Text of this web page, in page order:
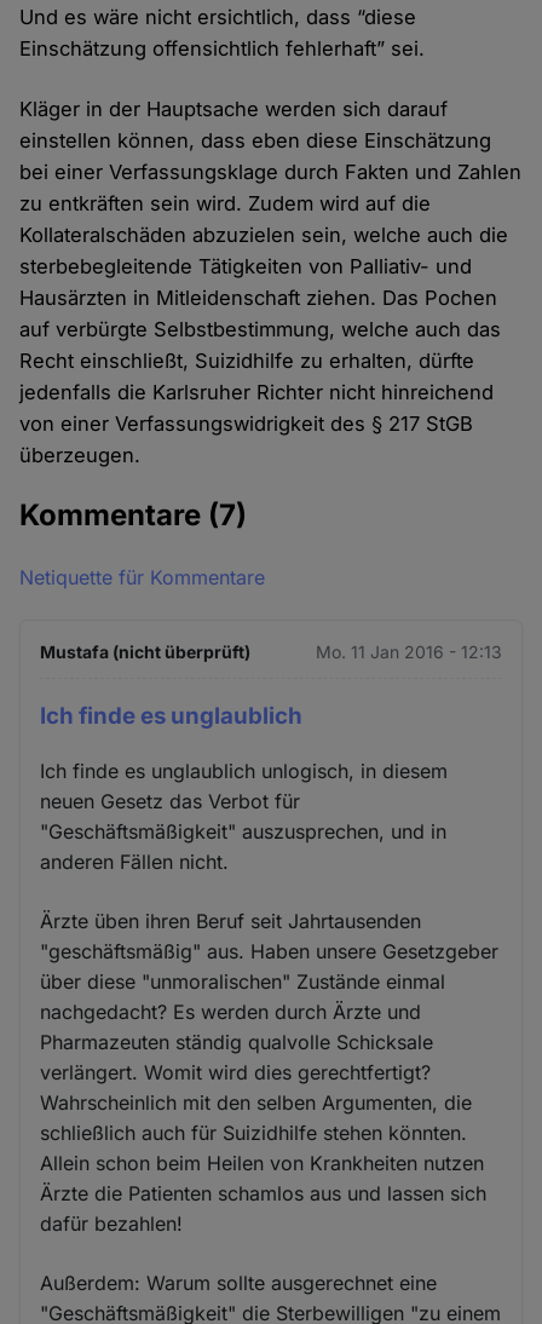
Und es wäre nicht ersichtlich, dass “diese
Einschätzung offensichtlich fehlerhaft” sei.
Kläger in der Hauptsache werden sich darauf
einstellen können, dass eben diese Einschätzung
bei einer Verfassungsklage durch Fakten und Zahlen
zu entkräften sein wird. Zudem wird auf die
Kollateralschäden abzuzielen sein, welche auch die
sterbebegleitende Tätigkeiten von Palliativ- und
Hausärzten in Mitleidenschaft ziehen. Das Pochen
auf verbürgte Selbstbestimmung, welche auch das
Recht einschließt, Suizidhilfe zu erhalten, dürfte
jedenfalls die Karlsruher Richter nicht hinreichend
von einer Verfassungswidrigkeit des § 217 StGB
überzeugen.
Kommentare (7)
Netiquette für Kommentare
Mustafa (nicht überprüft) Mo. 11 Jan 2016 - 12:13
Ich finde es unglaublich
Ich finde es unglaublich unlogisch, in diesem
neuen Gesetz das Verbot für
"Geschäftsmäßigkeit" auszusprechen, und in
anderen Fällen nicht.
Ärzte üben ihren Beruf seit Jahrtausenden
"geschäftsmäßig" aus. Haben unsere Gesetzgeber
über diese "unmoralischen" Zustände einmal
nachgedacht? Es werden durch Ärzte und
Pharmazeuten ständig qualvolle Schicksale
verlängert. Womit wird dies gerechtfertigt?
Wahrscheinlich mit den selben Argumenten, die
schließlich auch für Suizidhilfe stehen könnten.
Allein schon beim Heilen von Krankheiten nutzen
Ärzte die Patienten schamlos aus und lassen sich
dafür bezahlen!
Außerdem: Warum sollte ausgerechnet eine
"Geschäftsmäßigkeit" die Sterbewilligen "zu einem